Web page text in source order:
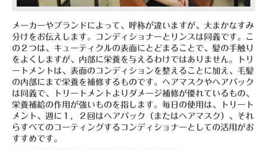
メーカーやブランドによって、呼称が違いますが、大まかなすみ
分けをお伝えします。コンディショナーとリンスは同義です。こ
の２つは、キューティクルの表面にとどまることで、髪の手触り
をよくしますが、内部に栄養を与えるわけではありません。トリ
ートメントは、表面のコンディションを整えることに加え、毛髪
の内部にまで栄養を補修するものです。ヘアマスクやヘアパック
は同義で、トリートメントよりダメージ補修が優れているもの、
栄養補給の作用が強いものを指します。毎日の使用は、トリート
メント、週に１，２回はヘアパック（またはヘアマスク）、それ
らすべてのコーティングするコンディショナーとしての活用がお
すすめです。